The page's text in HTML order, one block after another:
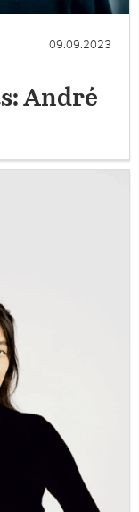
09.09.2023
André